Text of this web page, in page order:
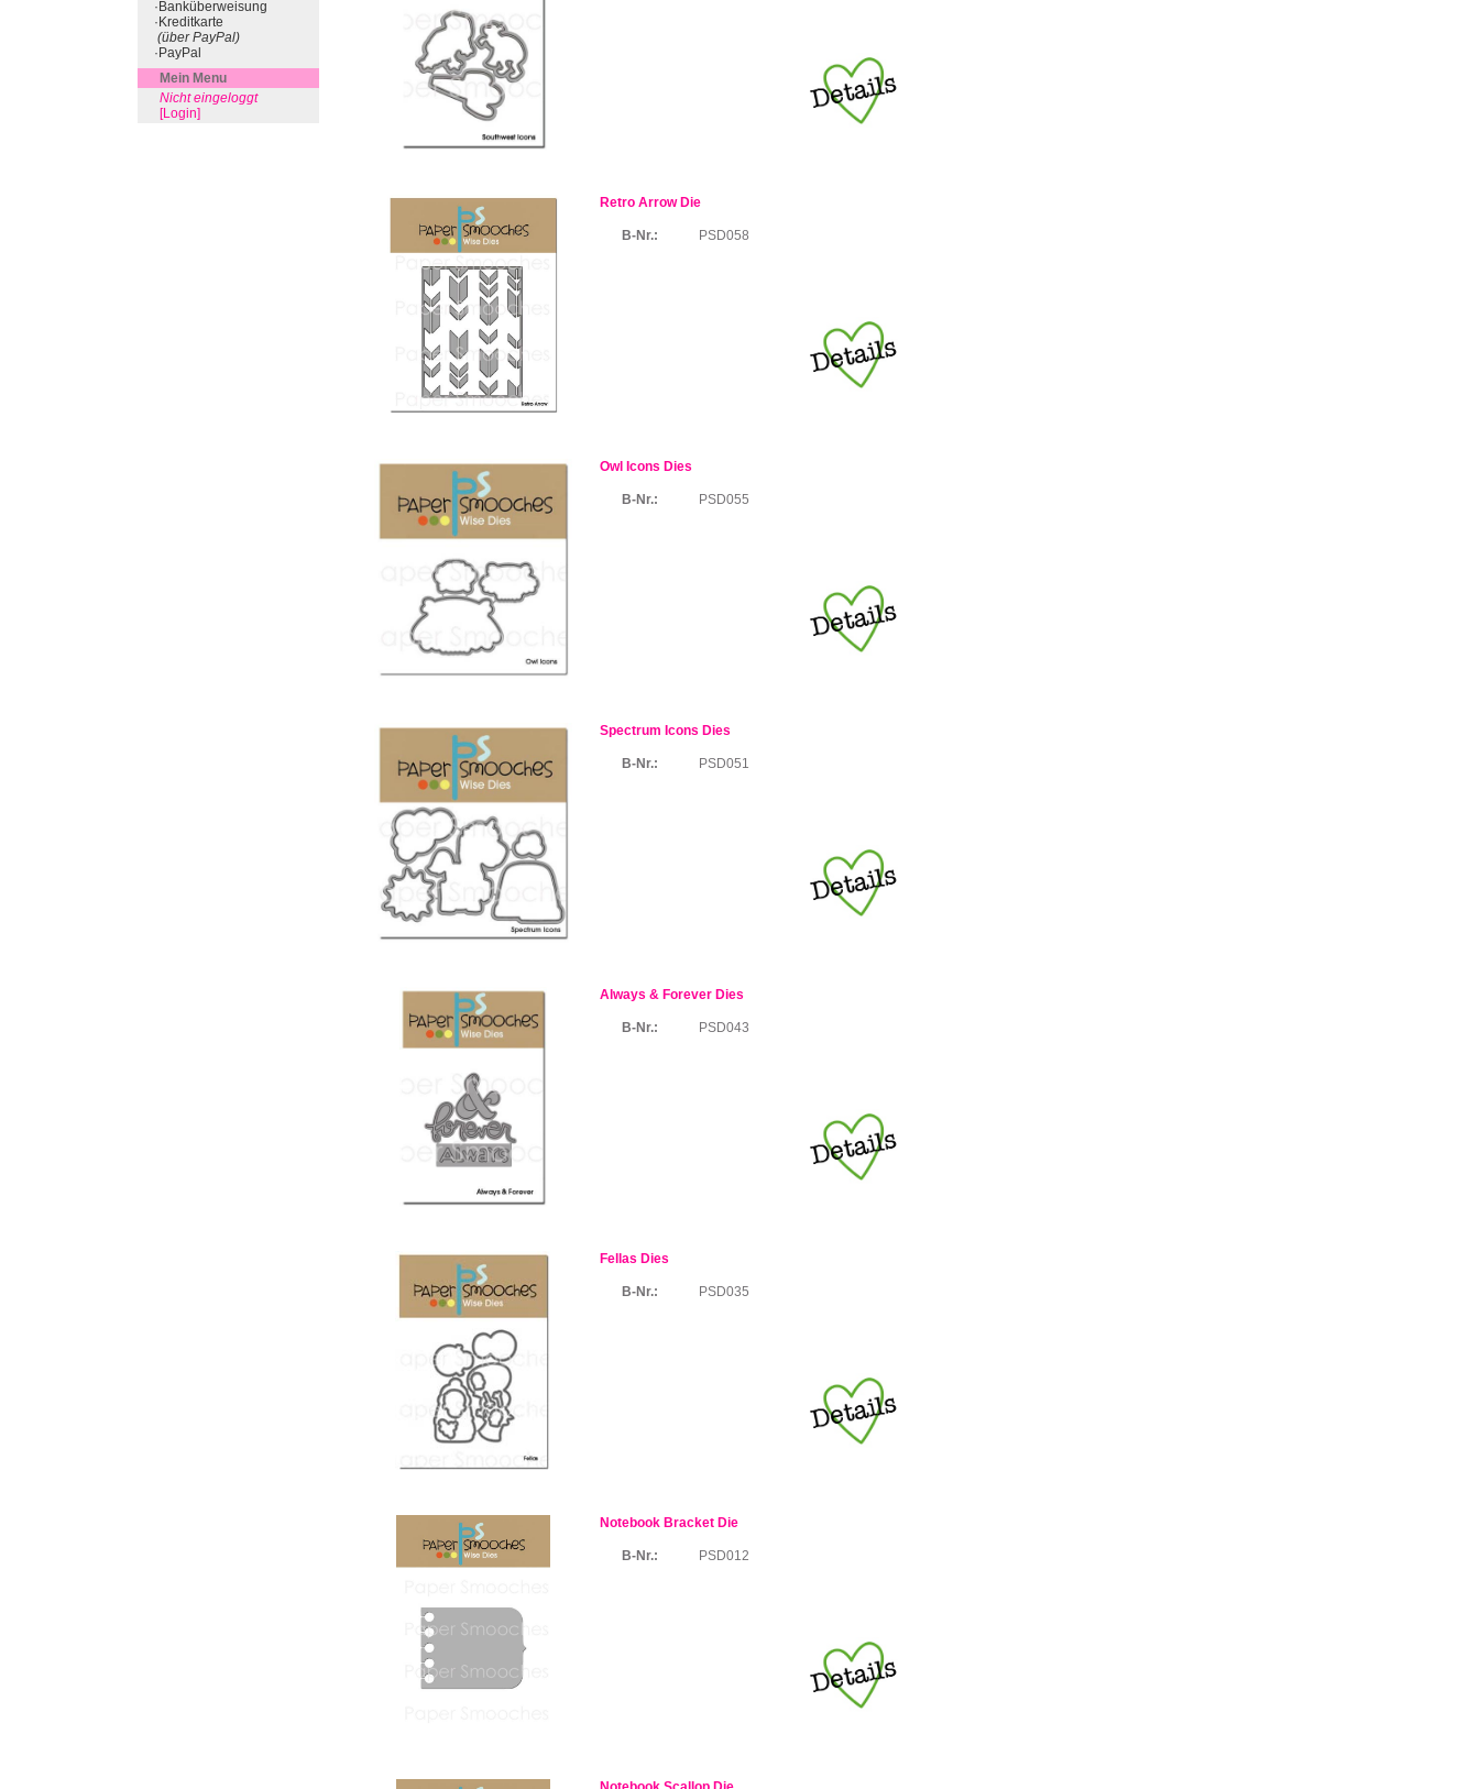
Retro Arrow Die
B-Nr.: PSD058
Owl Icons Dies
B-Nr.: PSD055
Spectrum Icons Dies
B-Nr.: PSD051
Always & Forever Dies
B-Nr.: PSD043
Fellas Dies
B-Nr.: PSD035
Notebook Bracket Die
B-Nr.: PSD012
·Banküberweisung
·Kreditkarte
(über PayPal)
·PayPal
Mein Menu
Nicht eingeloggt
[Login]